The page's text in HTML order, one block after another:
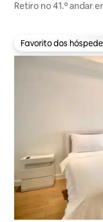
Retiro no 41.º andar
Favorito dos
Favorito dos